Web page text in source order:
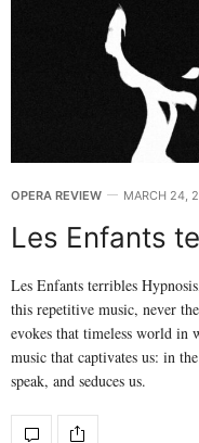
OPERA REVIEW MARCH 24,
Les Enfants
Les Enfants terribles
this repetitive music, never
evokes that timeless world in
music that captivates us: in
speak, and seduces us.